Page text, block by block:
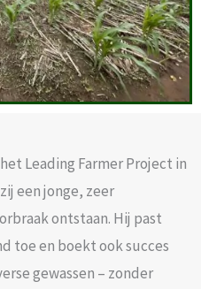
Leading Farmer Project in
een jonge, zeer
ontstaan. Hij past
toe en boekt ook succes
gewassen – zonder